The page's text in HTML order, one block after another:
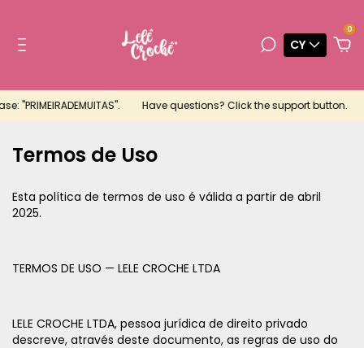
CY
0
Have questions? Click the support button.
Termos de Uso
Esta política de termos de uso é válida a partir de abril
2025.
TERMOS DE USO — LELE CROCHE LTDA
LELE CROCHE LTDA, pessoa jurídica de direito privado
descreve, através deste documento, as regras de uso do